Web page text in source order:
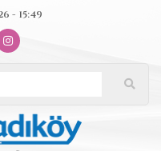
- 15:49